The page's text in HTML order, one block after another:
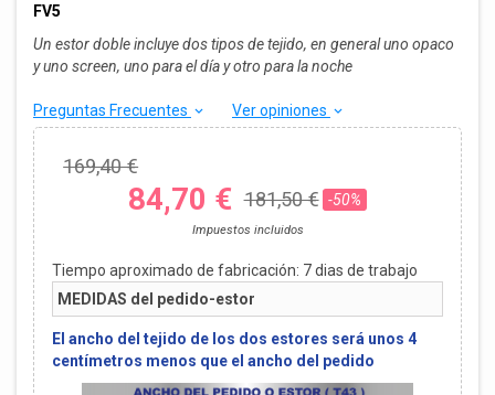
FV5
Un estor doble incluye dos tipos de tejido, en general uno opaco
y uno screen, uno para el día y otro para la noche
Preguntas Frecuentes keyboard_arrow_down Ver opiniones keyboard_arrow_down
169,40 €
84,70 € 181,50 € -50%
Impuestos incluidos
Tiempo aproximado de fabricación: 7dias de trabajo
MEDIDAS del pedido-estor
El ancho del tejido de los dos estores será unos 4
centímetros menos que el ancho del pedido